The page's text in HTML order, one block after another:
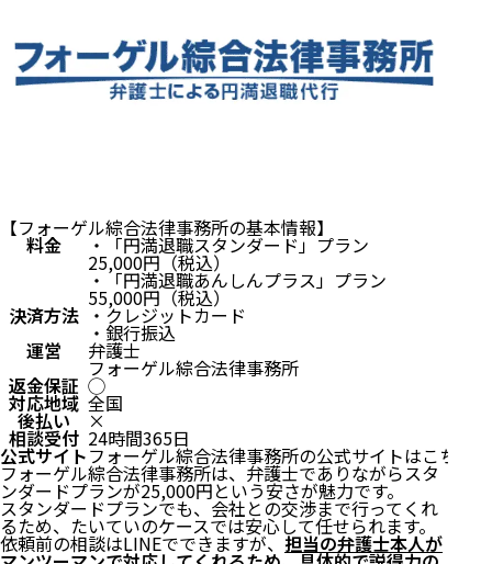
【フォーゲル綜合法律事務所の基本情報】
料金 ・「円満退職スタンダード」プラン
25,000円（税込）
・「円満退職あんしんプラス」プラン
55,000円（税込）
決済方法 ・クレジットカード
・銀行振込
運営 弁護士
フォーゲル綜合法律事務所
返金保証 ◯
対応地域 全国
後払い ×
相談受付 24時間365日
公式サイトフォーゲル綜合法律事務所の公式サイトはこちら
フォーゲル綜合法律事務所は、弁護士でありながらスタ
ンダードプランが25,000円という安さが魅力です。
スタンダードプランでも、会社との交渉まで行ってくれ
るため、たいていのケースでは安心して任せられます。
依頼前の相談はLINEでできますが、 担当の弁護士本人が